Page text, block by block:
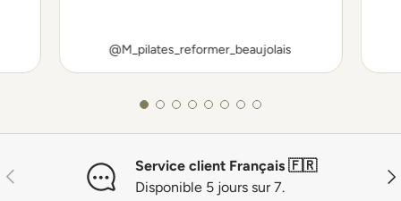
@M_pilates_reformer_beaujolais
Précédent
Service client Français 🇫🇷
Disponible 5 jours sur 7.